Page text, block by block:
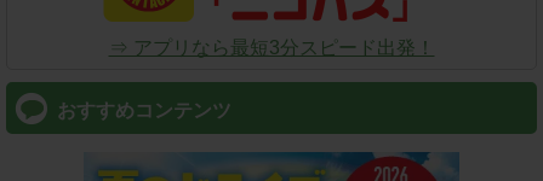
⇒ アプリなら最短3分スピード出発！
おすすめコンテンツ